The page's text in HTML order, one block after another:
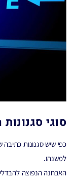
סוגי
כפי שיש סגנונות
למשנהו.
האבחנה הנפוצה